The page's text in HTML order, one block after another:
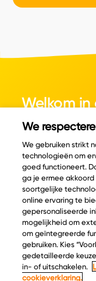
Welkom
©
Inspiratie
Kaascatalogus
Recepten
Kaasplankjes
We
We gebruiken strikt
technologieën om
goed functioneert.
ga je ermee
soortgelijke
online ervaring te
gepersonaliseerde
mogelijkheid om
om geïntegreerde
gebruiken. Kies
gedetailleerde
in- of uitschakelen.
cookieverklaring.